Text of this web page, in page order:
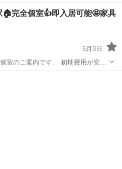
公式LINE
アハウス 初期
🏠完全個室👍即入居可能🤩家具
5月3日
内です。 初期費用が安